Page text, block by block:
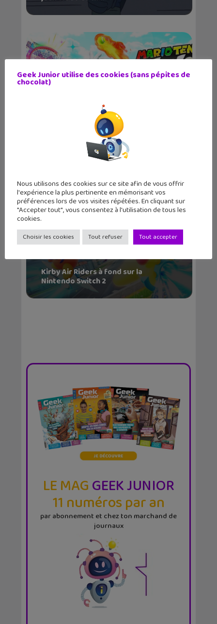
Mario Tennis Fever : une bande-
annonce et des prom...
Kirby Air Riders à fond sur la
Nintendo Switch 2
LE MAGGEEK JUNIOR
11 numéros par an
par abonnement et chez ton marchand de
journaux
Geek Junior utilise des cookies (sans pépites de
chocolat)
Nous utilisons des cookies sur ce site afin de vous offrir
l'expérience la plus pertinente en mémorisant vos
préférences lors de vos visites répétées. En cliquant sur
"Accepter tout", vous consentez à l'utilisation de tous les
cookies.
Choisir les cookies Tout refuser Tout accepter